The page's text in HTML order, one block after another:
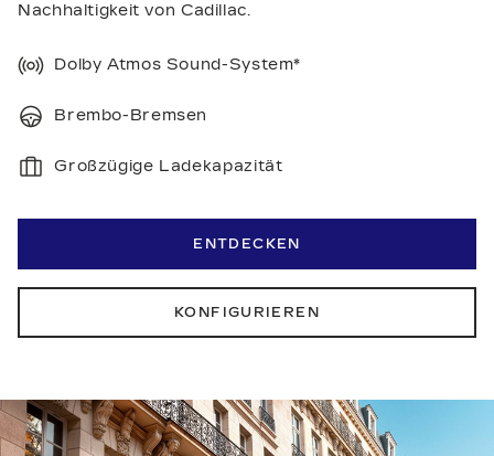
Nachhaltigkeit von Cadillac.
Dolby Atmos Sound-System*
Brembo-Bremsen
Großzügige Ladekapazität
ENTDECKEN
KONFIGURIEREN